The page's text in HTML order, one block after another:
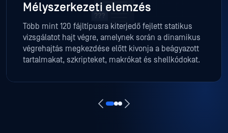
Mélyszerkezeti elemzés
Több mint 120 fájltípusra kiterjedő fejlett statikus
vizsgálatot hajt végre, amelynek során a dinamikus
végrehajtás megkezdése előtt kivonja a beágyazott
tartalmakat, szkripteket, makrókat és shellkódokat.